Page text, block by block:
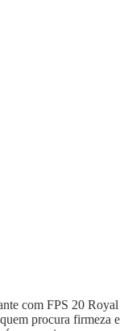
com FPS 20 Royal
procura firmeza e